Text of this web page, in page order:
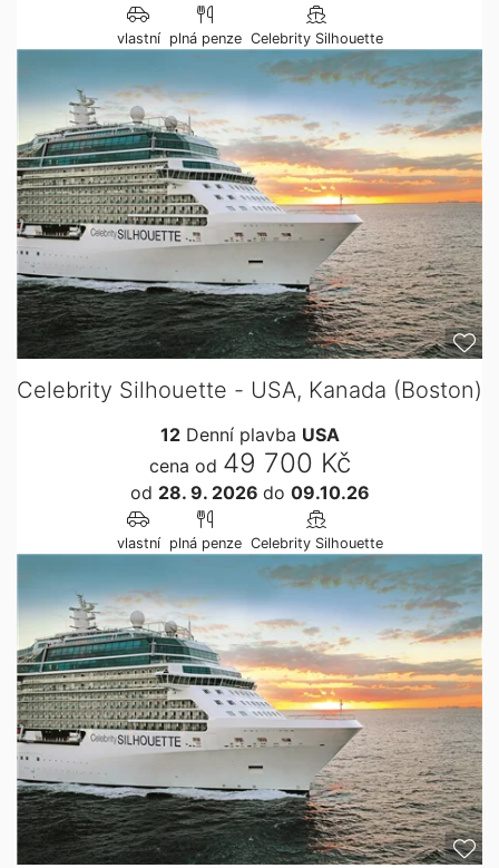
vlastní plná penze Celebrity Silhouette
Celebrity Silhouette - USA, Kanada (Boston)
12Denní plavba USA
cena od 49 700 Kč
od 28. 9. 2026 do 09.10.26
vlastní plná penze Celebrity Silhouette